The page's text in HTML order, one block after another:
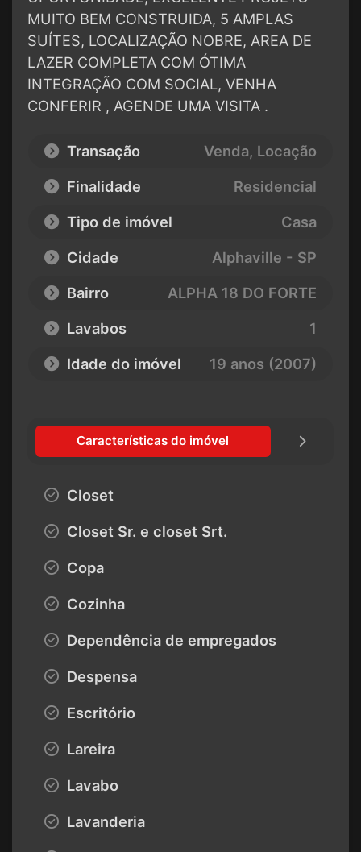
MUITO BEM CONSTRUIDA, 5 AMPLAS
SUÍTES, LOCALIZAÇÃO NOBRE, AREA DE
LAZER COMPLETA COM ÓTIMA
INTEGRAÇÃO COM SOCIAL, VENHA
CONFERIR , AGENDE UMA VISITA .
Transação
Venda, Locação
Finalidade
Residencial
Tipo de imóvel
Casa
Cidade
Alphaville - SP
Bairro
ALPHA 18 DO FORTE
Lavabos
1
Idade do imóvel
19 anos (2007)
Características do imóvel
Closet
Closet Sr. e closet Srt.
Copa
Cozinha
Dependência de empregados
Despensa
Escritório
Lareira
Lavabo
Lavanderia